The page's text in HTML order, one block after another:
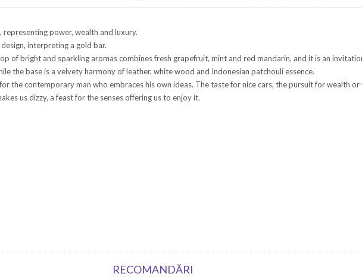
representing power, wealth and luxury.
interpreting a gold bar.
of bright and sparkling aromas combines fresh grapefruit, mint and red mandarin, and it is an
the base is a velvety harmony of leather, white wood and Indonesian patchouli essence.
the contemporary man who embraces his own ideas. The taste for nice cars, the pursuit for wealth
us dizzy, a feast for the senses offering us to enjoy it.
RECOMANDĂRI